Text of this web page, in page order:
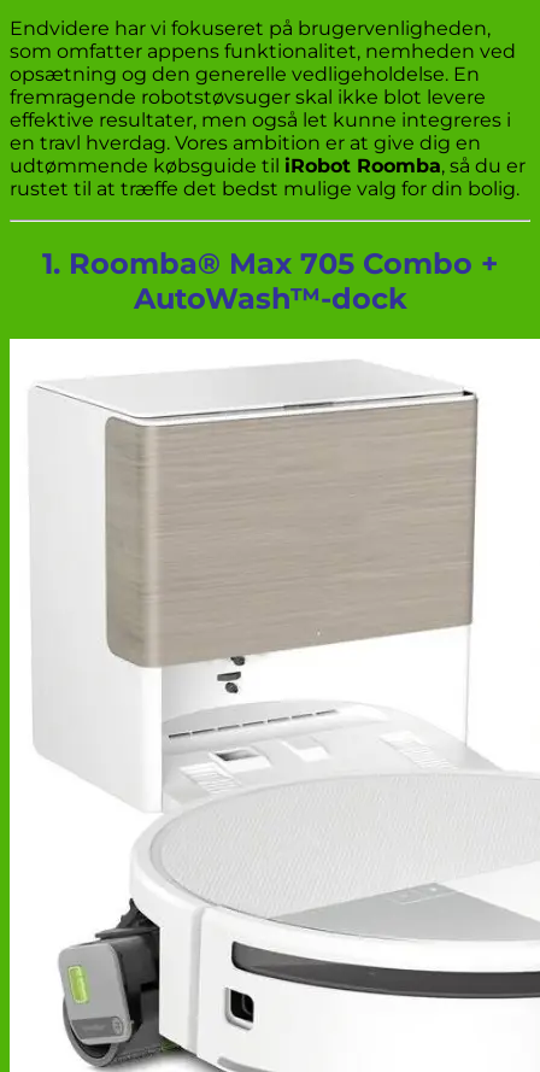
Endvidere har vi fokuseret på brugervenligheden,
som omfatter appens funktionalitet, nemheden ved
opsætning og den generelle vedligeholdelse. En
fremragende robotstøvsuger skal ikke blot levere
effektive resultater, men også let kunne integreres i
en travl hverdag. Vores ambition er at give dig en
udtømmende købsguide til iRobot Roomba, så du er
rustet til at træffe det bedst mulige valg for din bolig.
1. Roomba® Max 705 Combo +
AutoWash™-dock